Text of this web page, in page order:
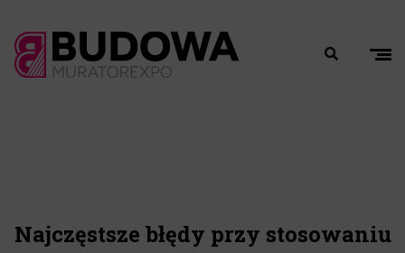
Najczęstsze błędy przy stosowaniu